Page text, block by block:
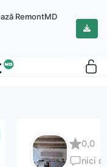
RemontMD
0,0
nici o